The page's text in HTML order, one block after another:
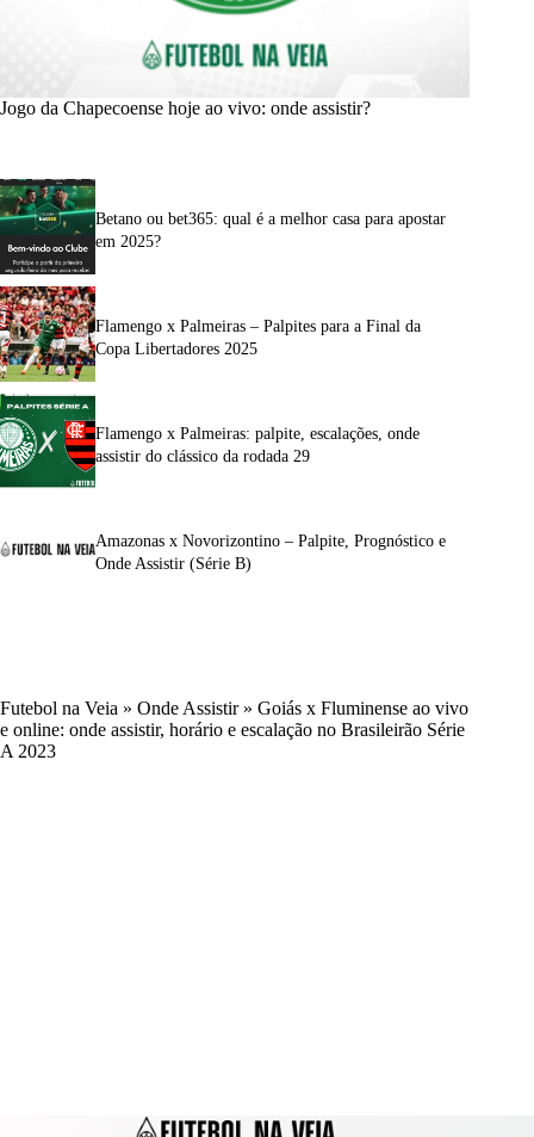
Jogo da Chapecoense hoje ao vivo: onde assistir?
Betano ou bet365: qual é a melhor casa para apostar
em 2025?
Flamengo x Palmeiras – Palpites para a Final da
Copa Libertadores 2025
Flamengo x Palmeiras: palpite, escalações, onde
assistir do clássico da rodada 29
Amazonas x Novorizontino – Palpite, Prognóstico e
Onde Assistir (Série B)
Futebol na Veia » Onde Assistir» Goiás x Fluminense ao vivo
e online: onde assistir, horário e escalação no Brasileirão Série
A 2023